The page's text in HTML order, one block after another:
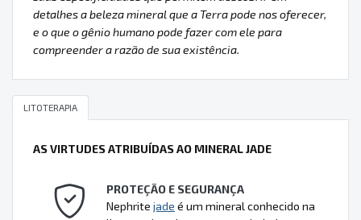
detalhes a beleza mineral que a Terra pode nos oferecer,
e o que o gênio humano pode fazer com ele para
compreender a razão de sua existência.
LITOTERAPIA
AS VIRTUDES ATRIBUÍDAS AO MINERAL JADE
PROTEÇÃO E SEGURANÇA
Nephrite jade é um mineral conhecido na